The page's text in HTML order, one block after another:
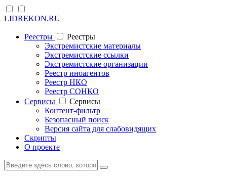
LIDREKON.RU
Реестры
Реестры
Экстремистские материалы
Экстремистские ссылки
Экстремистские организации
Реестр иноагентов
Реестр НКО
Реестр СОНКО
Cервисы
Cервисы
Контент-фильтр
Безопасный поиск
Версия сайта для слабовидящих
Скрипты
О проекте